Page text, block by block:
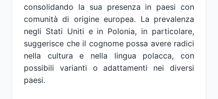
consolidando la sua presenza in paesi con
comunità di origine europea. La prevalenza
negli Stati Uniti e in Polonia, in particolare,
suggerisce che il cognome possa avere radici
nella cultura e nella lingua polacca, con
possibili varianti o adattamenti nei diversi
paesi.